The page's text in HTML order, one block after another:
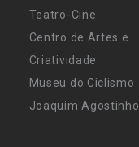
Teatro-Cine
Centro de Artes e
Criatividade
Museu do Ciclismo
Joaquim Agostinho